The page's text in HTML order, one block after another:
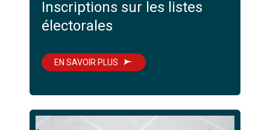
Inscriptions sur les listes
électorales
EN SAVOIR PLUS